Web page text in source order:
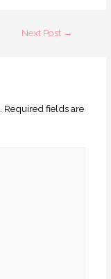
Next Post →
Required fields are